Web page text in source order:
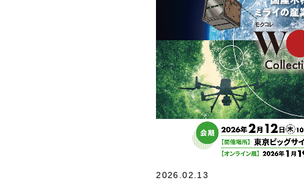
2026.02.13